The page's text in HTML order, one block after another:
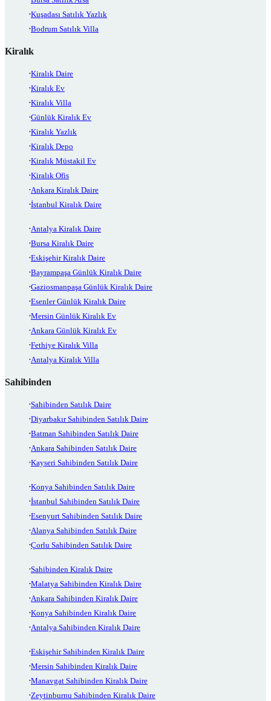
Kuşadası Satılık Yazlık
Bodrum Satılık Villa
Kiralık
Kiralık Daire
Kiralık Ev
Kiralık Villa
Günlük Kiralık Ev
Kiralık Yazlık
Kiralık Depo
Kiralık Müstakil Ev
Kiralık Ofis
Ankara Kiralık Daire
İstanbul Kiralık Daire
Antalya Kiralık Daire
Bursa Kiralık Daire
Eskişehir Kiralık Daire
Bayrampaşa Günlük Kiralık Daire
Gaziosmanpaşa Günlük Kiralık Daire
Esenler Günlük Kiralık Daire
Mersin Günlük Kiralık Ev
Ankara Günlük Kiralık Ev
Fethiye Kiralık Villa
Antalya Kiralık Villa
Sahibinden
Sahibinden Satılık Daire
Diyarbakır Sahibinden Satılık Daire
Batman Sahibinden Satılık Daire
Ankara Sahibinden Satılık Daire
Kayseri Sahibinden Satılık Daire
Konya Sahibinden Satılık Daire
İstanbul Sahibinden Satılık Daire
Esenyurt Sahibinden Satılık Daire
Alanya Sahibinden Satılık Daire
Çorlu Sahibinden Satılık Daire
Sahibinden Kiralık Daire
Malatya Sahibinden Kiralık Daire
Ankara Sahibinden Kiralık Daire
Konya Sahibinden Kiralık Daire
Antalya Sahibinden Kiralık Daire
Eskişehir Sahibinden Kiralık Daire
Mersin Sahibinden Kiralık Daire
Manavgat Sahibinden Kiralık Daire
Zeytinburnu Sahibinden Kiralık Daire